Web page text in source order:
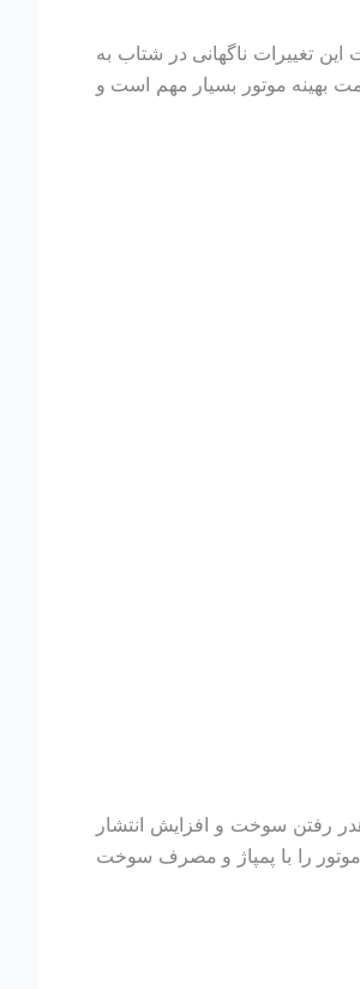
تغییرات ناگهانی در شتاب به
بهینه موتور بسیار مهم است و
رفتن سوخت و افزایش انتشار
موتور را با پمپاژ و مصرف سوخت